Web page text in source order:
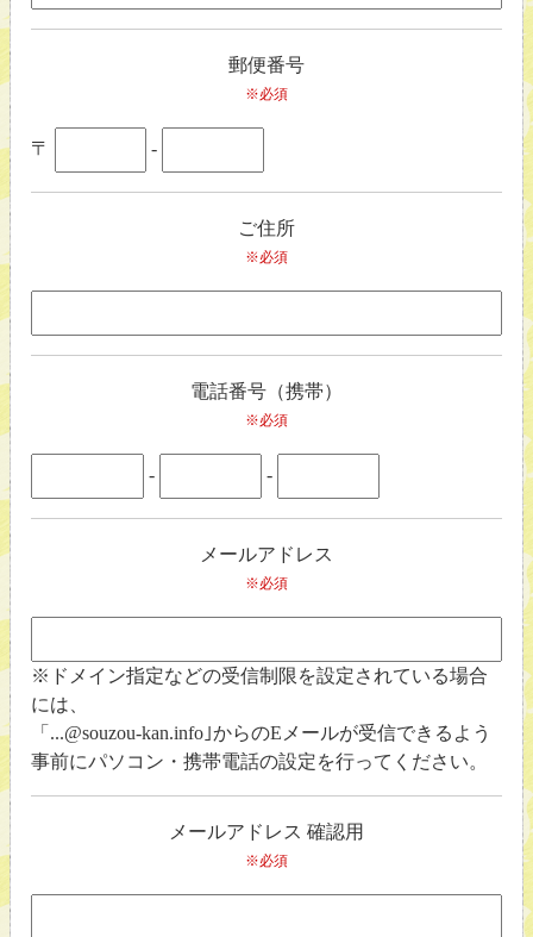
郵便番号
※必須
〒 -
ご住所
※必須
電話番号（携帯）
※必須
- -
メールアドレス
※必須
※ドメイン指定などの受信制限を設定されている場合
には、
「...@souzou-kan.info｣からのEメールが受信できるよう
事前にパソコン・携帯電話の設定を行ってください。
メールアドレス 確認用
※必須